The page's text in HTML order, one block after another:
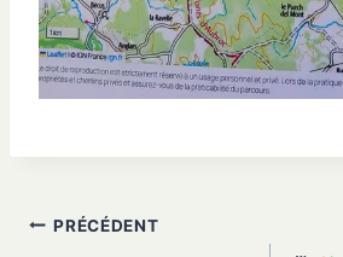
Navigation
PRÉCÉDENT